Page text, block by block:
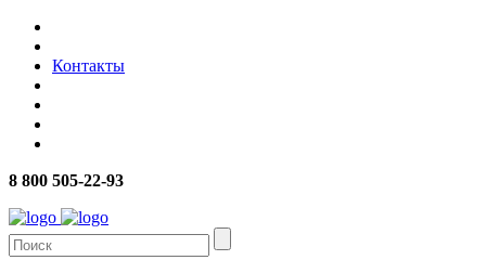
Контакты
8 800 505-22-93